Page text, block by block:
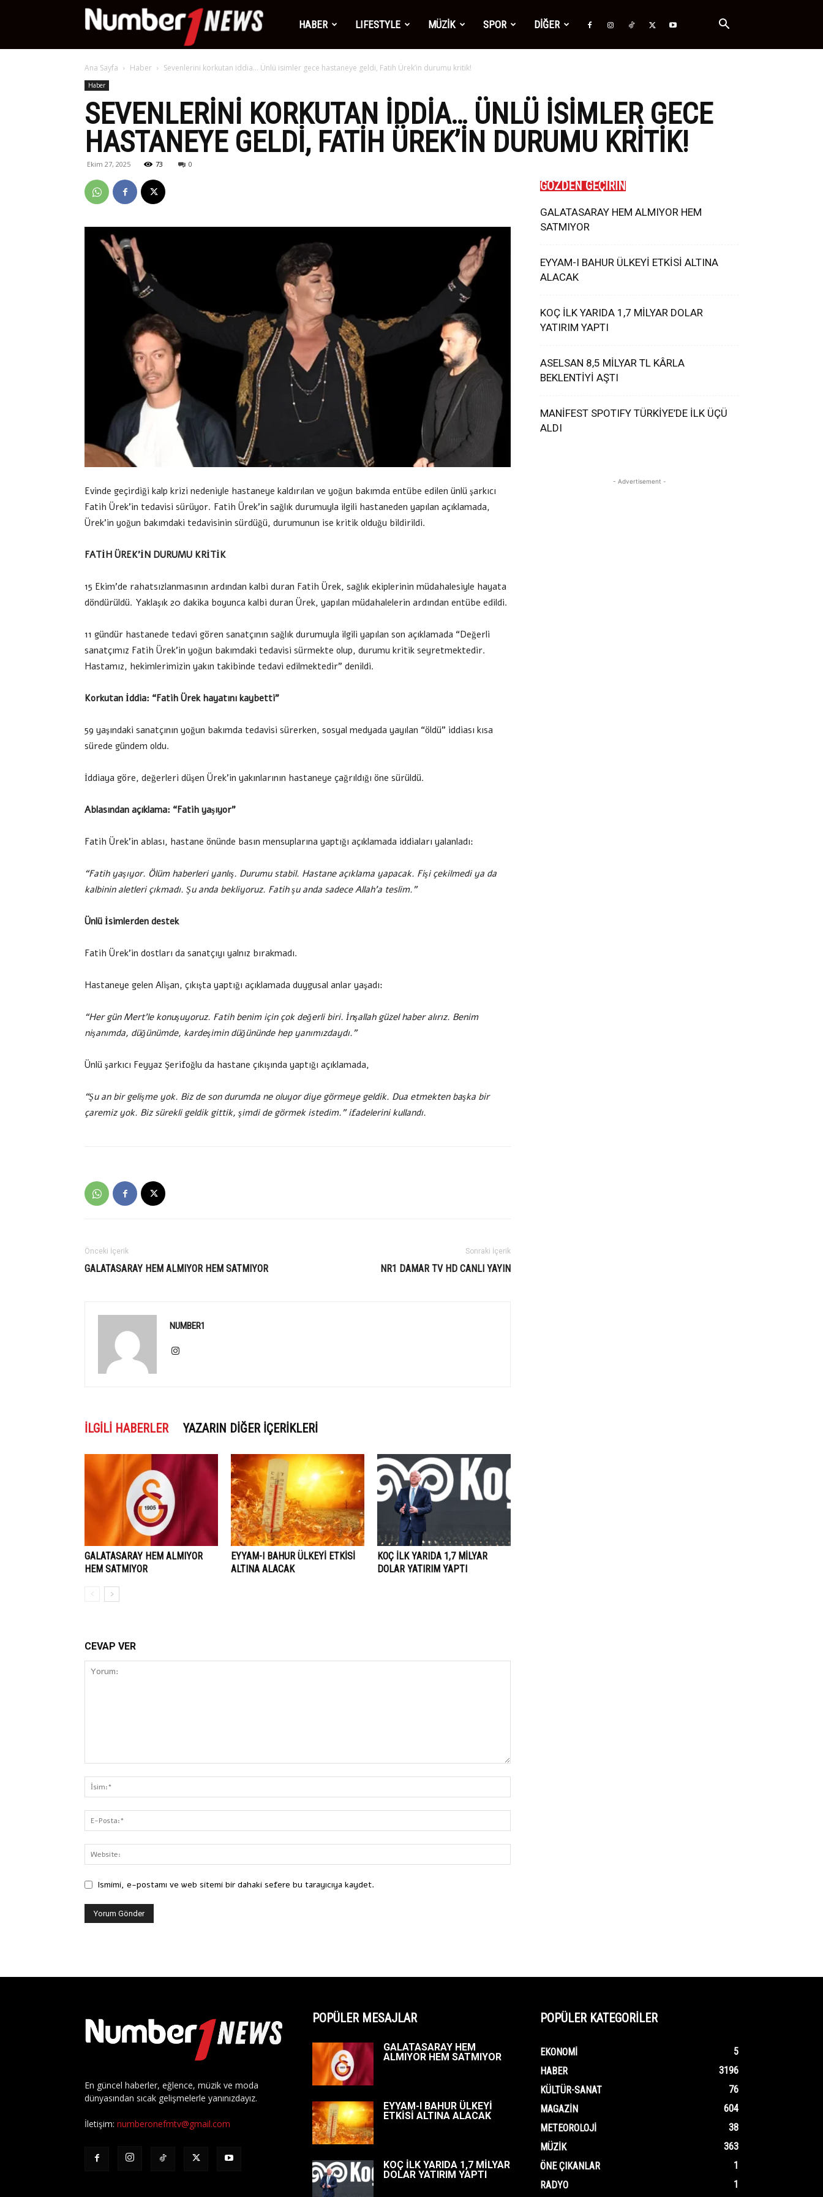
Number1
News
HABER LIFESTYLE MÜZİK SPOR DİĞER
Ana Sayfa Haber Sevenlerini korkutan iddia… Ünlü isimler gece hastaneye geldi, Fatih Ürek’in durumu kritik!
Haber
SEVENLERINI KORKUTAN IDDIA… ÜNLÜ ISIMLER GECE
HASTANEYE GELDI, FATIH ÜREK’IN DURUMU KRITIK!
Ekim 27, 2025 73 0
Evinde geçirdiği kalp krizi nedeniyle hastaneye kaldırılan ve yoğun bakımda entübe edilen ünlü şarkıcı
Fatih Ürek’in tedavisi sürüyor. Fatih Ürek’in sağlık durumuyla ilgili hastaneden yapılan açıklamada,
Ürek’in yoğun bakımdaki tedavisinin sürdüğü, durumunun ise kritik olduğu bildirildi.
FATİH ÜREK’İN DURUMU KRİTİK
15 Ekim’de rahatsızlanmasının ardından kalbi duran Fatih Ürek, sağlık ekiplerinin müdahalesiyle hayata
döndürüldü. Yaklaşık 20 dakika boyunca kalbi duran Ürek, yapılan müdahalelerin ardından entübe edildi.
11 gündür hastanede tedavi gören sanatçının sağlık durumuyla ilgili yapılan son açıklamada “Değerli
sanatçımız Fatih Ürek’in yoğun bakımdaki tedavisi sürmekte olup, durumu kritik seyretmektedir.
Hastamız, hekimlerimizin yakın takibinde tedavi edilmektedir” denildi.
Korkutan İddia: “Fatih Ürek hayatını kaybetti”
59 yaşındaki sanatçının yoğun bakımda tedavisi sürerken, sosyal medyada yayılan “öldü” iddiası kısa
sürede gündem oldu.
İddiaya göre, değerleri düşen Ürek’in yakınlarının hastaneye çağrıldığı öne sürüldü.
Ablasından açıklama: “Fatih yaşıyor”
Fatih Ürek’in ablası, hastane önünde basın mensuplarına yaptığı açıklamada iddiaları yalanladı:
“Fatih yaşıyor. Ölüm haberleri yanlış. Durumu stabil. Hastane açıklama yapacak. Fişi çekilmedi ya da
kalbinin aletleri çıkmadı. Şu anda bekliyoruz. Fatih şu anda sadece Allah’a teslim.”
Ünlü İsimlerden destek
Fatih Ürek’in dostları da sanatçıyı yalnız bırakmadı.
Hastaneye gelen Alişan, çıkışta yaptığı açıklamada duygusal anlar yaşadı:
“Her gün Mert’le konuşuyoruz. Fatih benim için çok değerli biri. İnşallah güzel haber alırız. Benim
nişanımda, düğünümde, kardeşimin düğününde hep yanımızdaydı.”
Ünlü şarkıcı Feyyaz Şerifoğlu da hastane çıkışında yaptığı açıklamada,
“Şu an bir gelişme yok. Biz de son durumda ne oluyor diye görmeye geldik. Dua etmekten başka bir
çaremiz yok. Biz sürekli geldik gittik, şimdi de görmek istedim.” ifadelerini kullandı.
Önceki İçerik
GALATASARAY HEM ALMIYOR HEM SATMIYOR
Sonraki İçerik
NR1 DAMAR TV HD CANLI YAYIN
NUMBER1
İLGILI HABERLER YAZARIN DIĞER İÇERIKLERI
GALATASARAY HEM ALMIYOR
HEM SATMIYOR
EYYAM-I BAHUR ÜLKEYİ ETKİSİ
ALTINA ALACAK
KOÇ İLK YARIDA 1,7 MİLYAR
DOLAR YATIRIM YAPTI
CEVAP VER
Ismimi, e-postamı ve web sitemi bir dahaki sefere bu tarayıcıya kaydet.
GÖZDEN GEÇİRİN
GALATASARAY HEM ALMIYOR HEM
SATMIYOR
EYYAM-I BAHUR ÜLKEYİ ETKİSİ ALTINA
ALACAK
KOÇ İLK YARIDA 1,7 MİLYAR DOLAR
YATIRIM YAPTI
ASELSAN 8,5 MİLYAR TL KÂRLA
BEKLENTİYİ AŞTI
MANİFEST SPOTIFY TÜRKİYE’DE İLK ÜÇÜ
ALDI
- Advertisement -
En güncel haberler, eğlence, müzik ve moda
dünyasından sıcak gelişmelerle yanınızdayız.
İletişim: numberonefmtv@gmail.com
POPÜLER MESAJLAR
GALATASARAY HEM
ALMIYOR HEM SATMIYOR
EYYAM-I BAHUR ÜLKEYİ
ETKİSİ ALTINA ALACAK
KOÇ İLK YARIDA 1,7 MİLYAR
DOLAR YATIRIM YAPTI
POPÜLER KATEGORİLER
EKONOMI
5
HABER
3196
KÜLTÜR-SANAT
76
MAGAZIN
604
METEOROLOJI
38
MÜZIK
363
ÖNE ÇIKANLAR
1
RADYO
1